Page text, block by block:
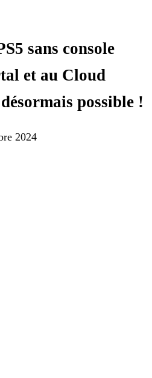
sans console
et au Cloud
possible !
2024